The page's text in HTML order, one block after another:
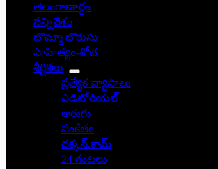
తెలంగాణార్థం
సన్నివేశం
బొమ్మా బొరుసు
సాహిత్యం-శోభ
శీర్షికలు
ప్రత్యేక వ్యాసాలు
ఎడిటోరియల్
అరుగు
సంకేతం
దక్కన్.కామ్
24 గంటలు